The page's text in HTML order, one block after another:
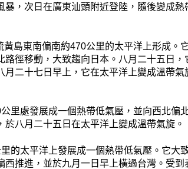
，次日在廣東汕頭附近登陸，隨後變成熱
島東南偏南約470公里的太平洋上形成。
徑移動，大致趨向日本。八月二十五日，
二十七日早上，它在太平洋上變成溫帶氣
里處發展成一個熱帶低氣壓，並向西北偏
八月二十五日在太平洋上變成溫帶氣旋。
的太平洋上發展成一個熱帶低氣壓。它大
推進，並於九月一日早上橫過台灣。受